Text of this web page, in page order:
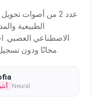
الاصطناعي العصبي.
الصقه، ثم نزّل النتيجة بصيغة MP3 مجانًا ودون تسجيل.
Neural